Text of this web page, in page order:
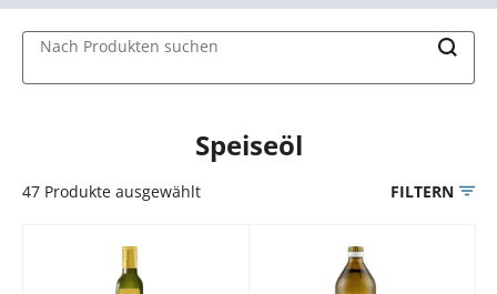
Nach Produkten suchen
Speiseöl
47 Produkte ausgewählt FILTERN